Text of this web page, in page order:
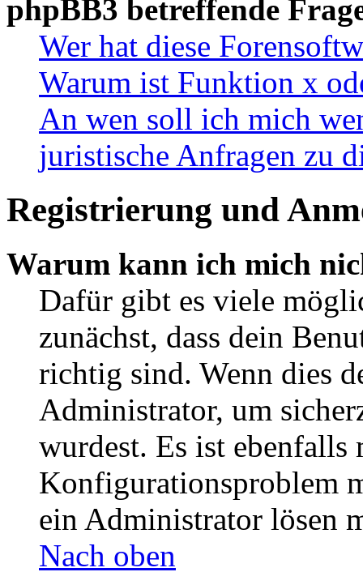
phpBB3 betreffende
Wer hat diese
Warum ist Funktion x
An wen soll ich mich
juristische Anfragen zu
Registrierung und
Warum kann ich mich
Dafür gibt es viele
zunächst, dass dein
richtig sind. Wenn dies
Administrator, um
wurdest. Es ist ebenfalls
Konfigurationsproblem
ein Administrator lösen
Nach oben